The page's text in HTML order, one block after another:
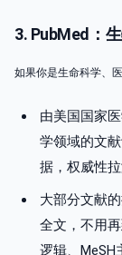
3. PubMed：
如果你是生命科学、
由美国国家
学领域的文
据，权威性拉
大部分文献
全文，不用
逻辑、MeSH